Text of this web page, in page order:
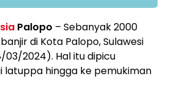
Palopo – Sebanyak 2000
di Kota Palopo, Sulawesi
03/2024). Hal itu dipicu
latuppa hingga ke pemukiman